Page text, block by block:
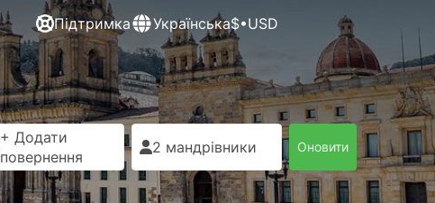
Підтримка Українська$•USD
+ Додати
повернення
2 мандрівники Оновити